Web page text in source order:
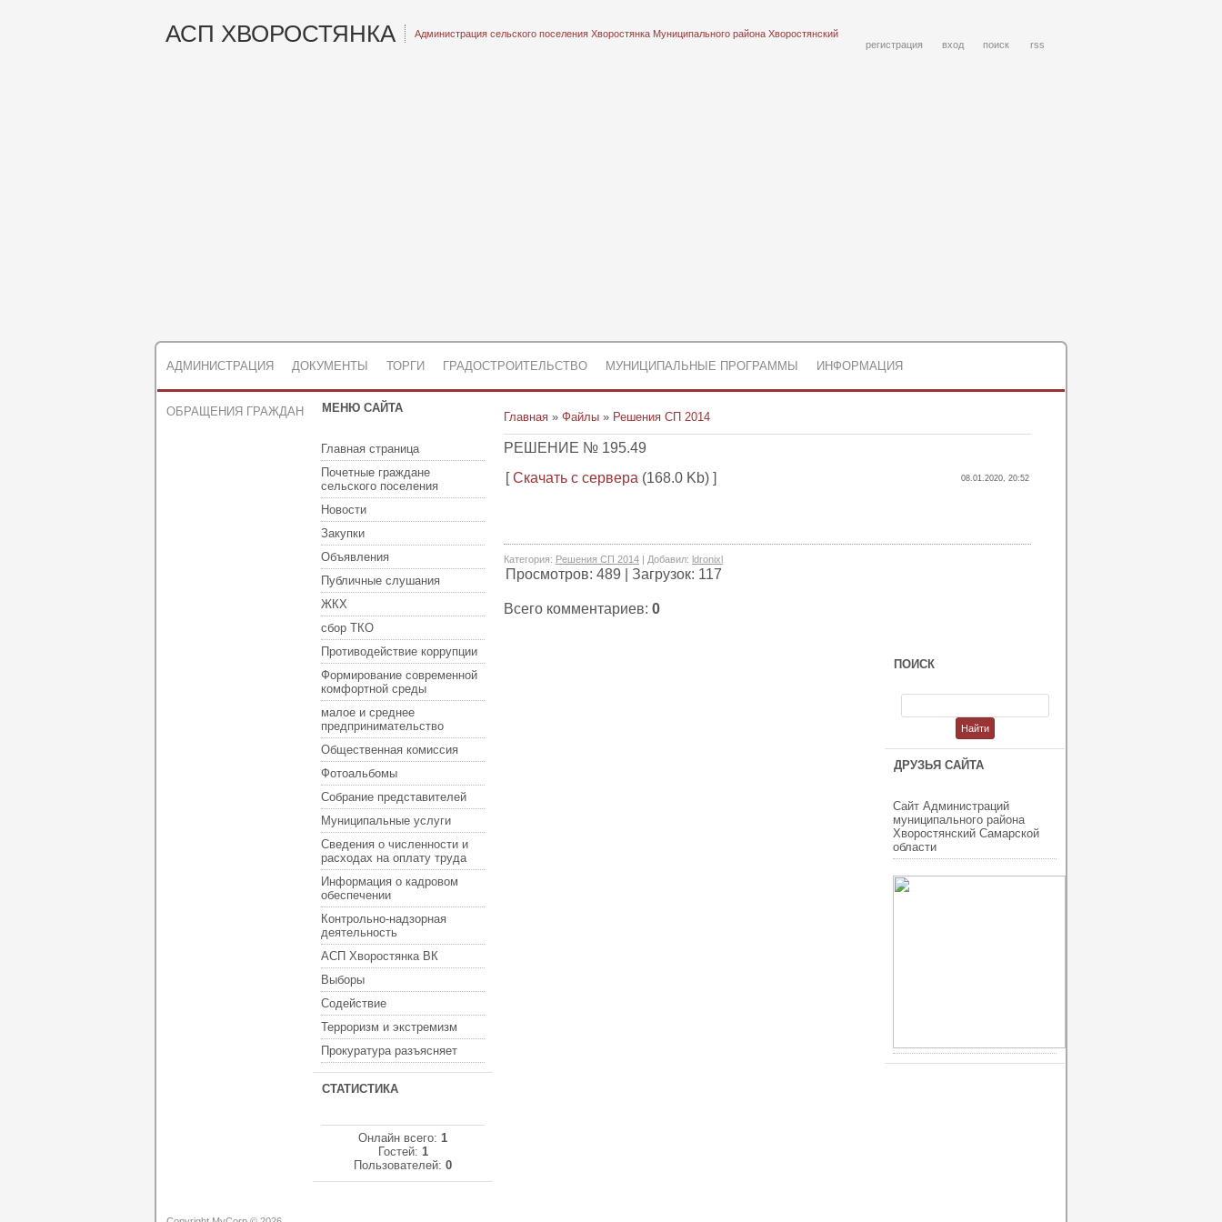
АСП ХВОРОСТЯНКА
Администрация сельского поселения Хворостянка Муниципального района Хворостянский
регистрация
вход поиск rss
АДМИНИСТРАЦИЯ ДОКУМЕНТЫ ТОРГИ ГРАДОСТРОИТЕЛЬСТВО МУНИЦИПАЛЬНЫЕ ПРОГРАММЫ ИНФОРМАЦИЯ
ОБРАЩЕНИЯ ГРАЖДАН МЕНЮ САЙТА
Главная страница
Почетные граждане
сельского поселения
Новости
Закупки
Объявления
Публичные слушания
ЖКХ
сбор ТКО
Противодействие коррупции
Формирование современной
комфортной среды
малое и среднее
предпринимательство
Общественная комиссия
Фотоальбомы
Собрание представителей
Муниципальные услуги
Сведения о численности и
расходах на оплату труда
Информация о кадровом
обеспечении
Контрольно-надзорная
деятельность
АСП Хворостянка ВК
Выборы
Содействие
Терроризм и экстремизм
Прокуратура разъясняет
СТАТИСТИКА
Онлайн всего: 1
Гостей: 1
Пользователей: 0
Главная » Файлы » Решения СП 2014
РЕШЕНИЕ № 195.49
[Скачать с сервера (168.0 Kb) ] 08.01.2020, 20:52
Категория: Решения СП 2014 | Добавил: ldronixl
Просмотров: 489 Загрузок: 117
Всего комментариев: 0
ПОИСК
ДРУЗЬЯ САЙТА
Сайт Администраций
муниципального района
Хворостянский Самарской
области